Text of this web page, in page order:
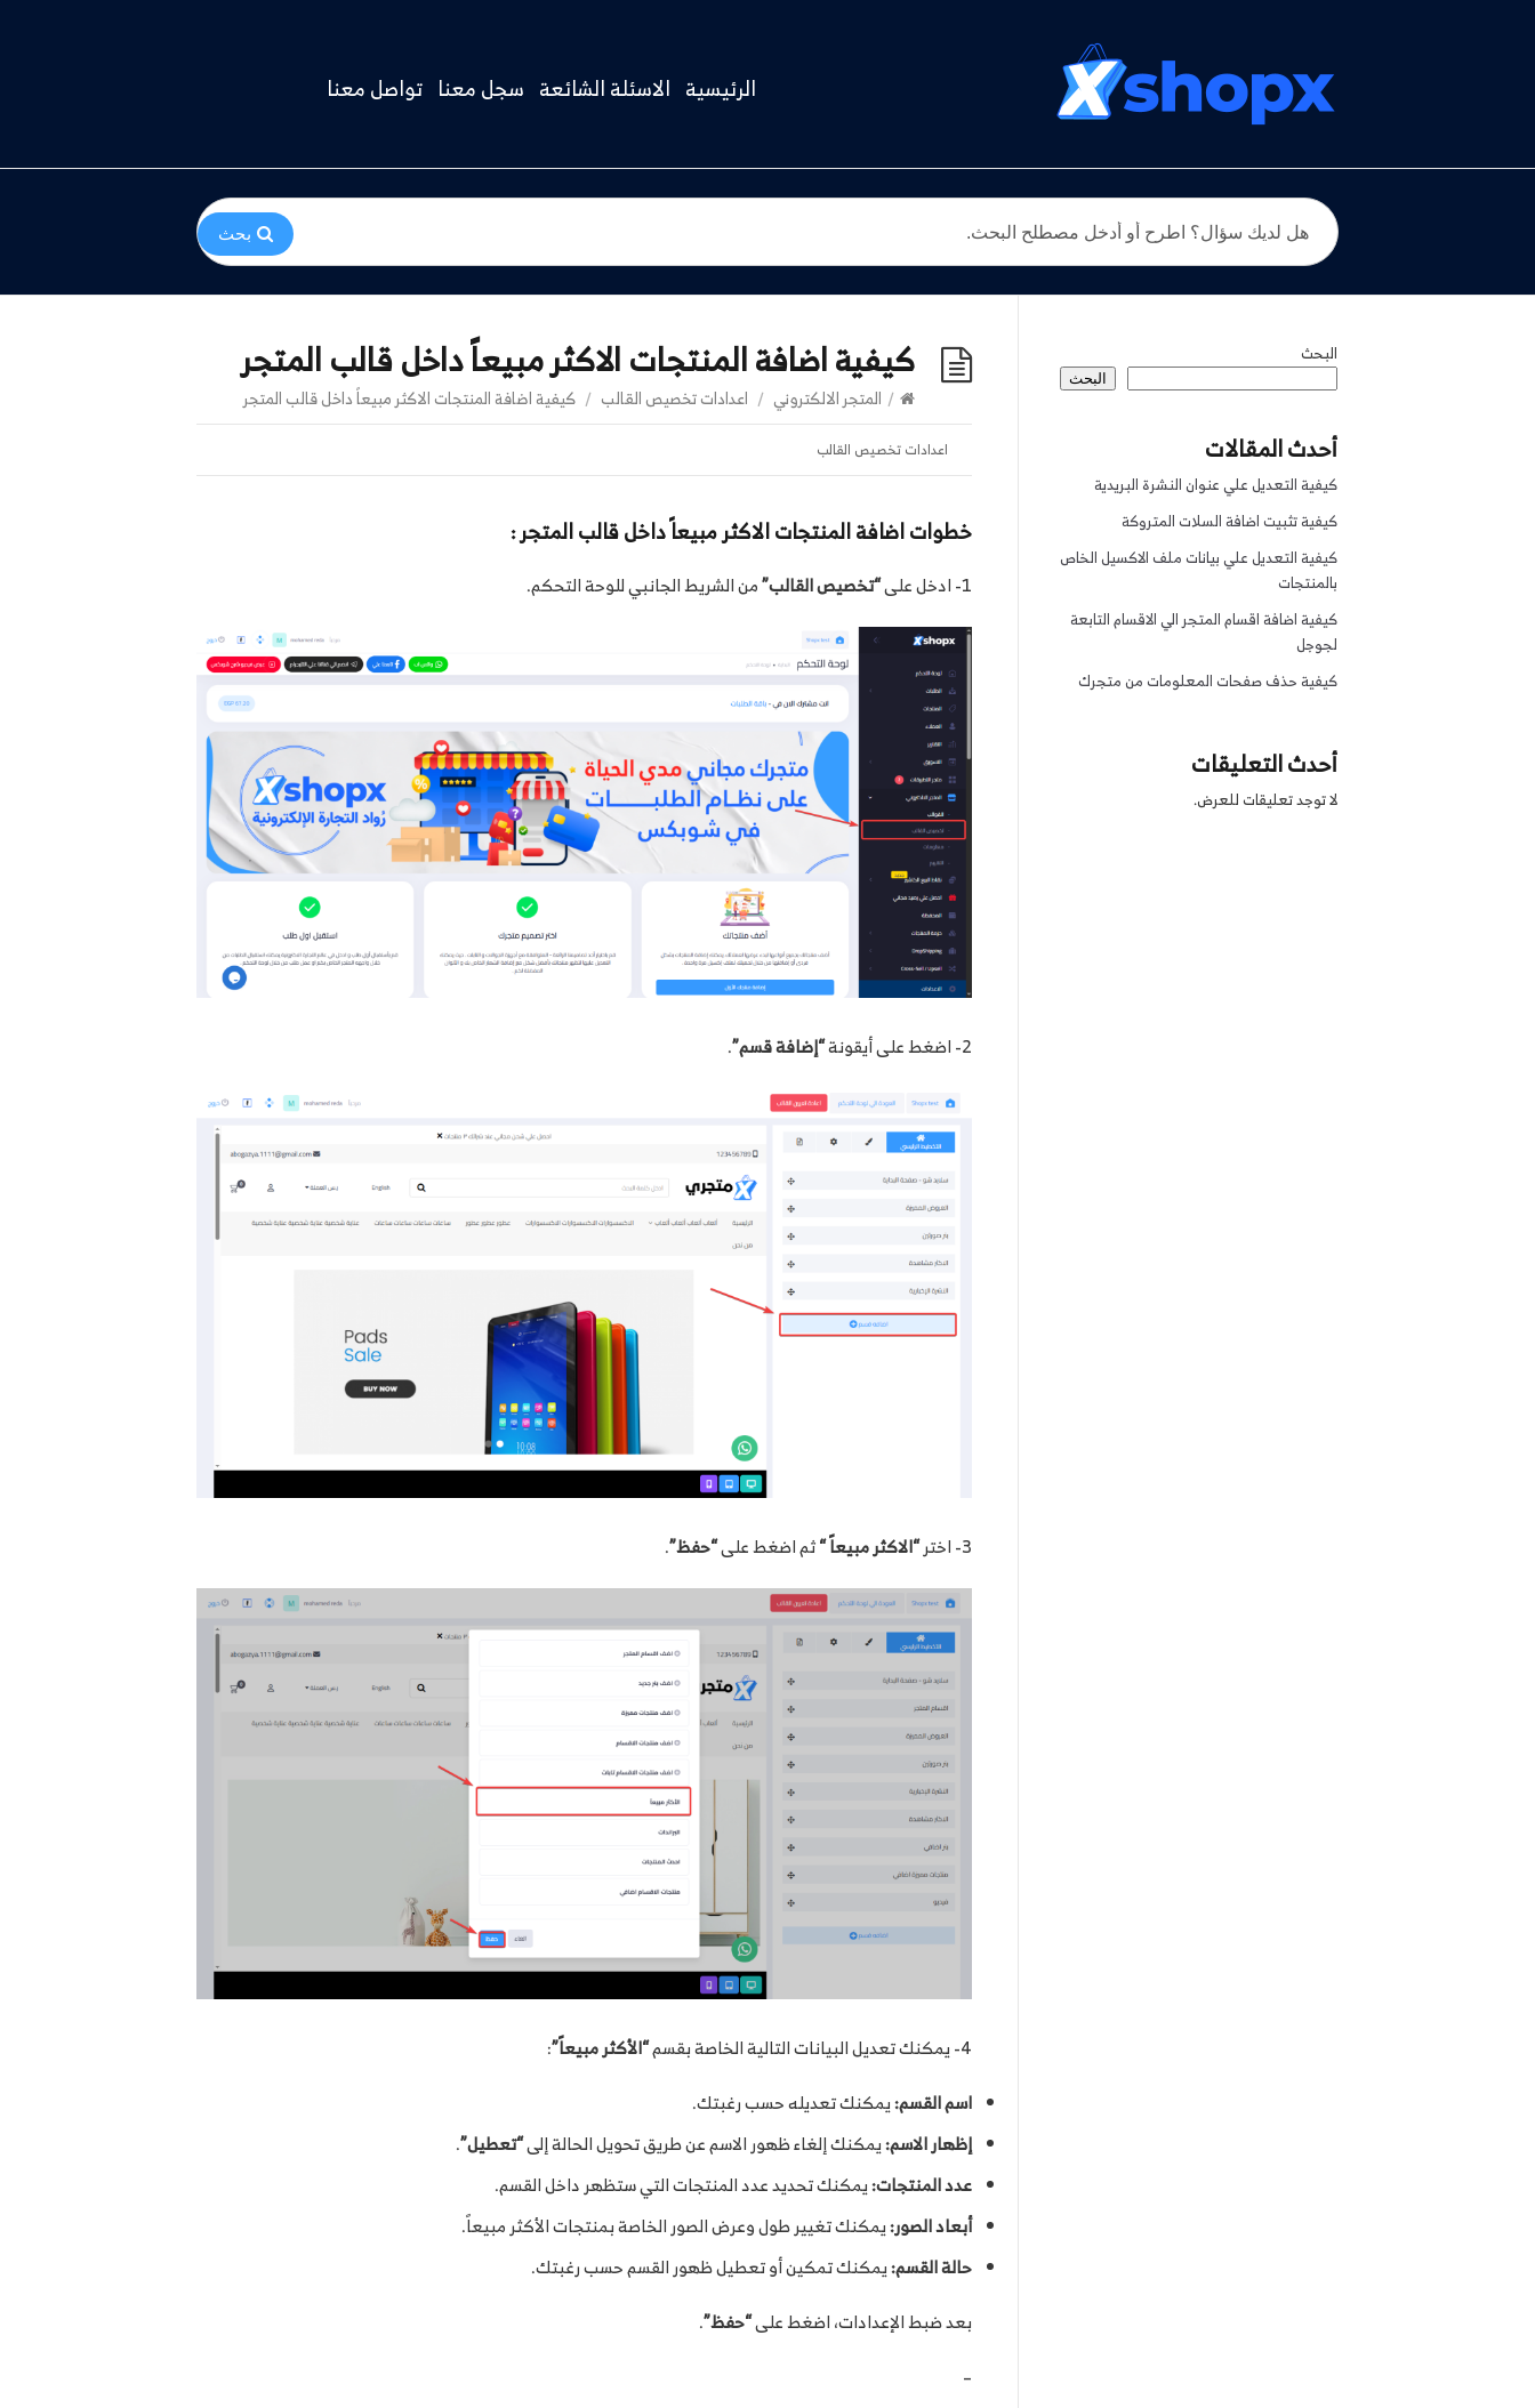
الرئيسية الاسئلة الشائعة سجل معنا تواصل معنا
بحث
كيفية اضافة المنتجات الاكثر مبيعاً داخل قالب المتجر
/ المتجر الالكتروني / اعدادات تخصيص القالب / كيفية اضافة المنتجات الاكثر مبيعاً داخل قالب المتجر
اعدادات تخصيص القالب
خطوات اضافة المنتجات الاكثر مبيعاً داخل قالب المتجر :
1- ادخل على “تخصيص القالب”من الشريط الجانبي للوحة التحكم.
2- اضغط على أيقونة “إضافة قسم”.
3- اختر “الاكثر مبيعاً “ثم اضغط على“حفظ”.
4- يمكنك تعديل البيانات التالية الخاصة بقسم “الأكثر مبيعاً”:
اسم القسم:يمكنك تعديله حسب رغبتك.
إظهار الاسم:يمكنك إلغاء ظهور الاسم عن طريق تحويل الحالة إلى“تعطيل”.
عدد المنتجات:يمكنك تحديد عدد المنتجات التي ستظهر داخل القسم.
أبعاد الصور:يمكنك تغيير طول وعرض الصور الخاصة بمنتجات الأكثر مبيعاً.
حالة القسم:يمكنك تمكين أو تعطيل ظهور القسم حسب رغبتك.
بعد ضبط الإعدادات، اضغط على“حفظ”.
–
البحث
البحث
أحدث المقالات
كيفية التعديل علي عنوان النشرة البريدية
كيفية تثبيت اضافة السلات المتروكة
كيفية التعديل علي بيانات ملف الاكسيل الخاص
بالمنتجات
كيفية اضافة اقسام المتجر الي الاقسام التابعة
لجوجل
كيفية حذف صفحات المعلومات من متجرك
أحدث التعليقات
لا توجد تعليقات للعرض.